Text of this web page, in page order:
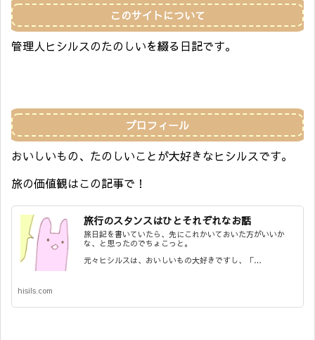
このサイトについて
管理人ヒシルスのたのしいを綴る日記です。
プロフィール
おいしいもの、たのしいことが大好きなヒシルスです。
旅の価値観はこの記事で！
旅行のスタンスはひとそれぞれなお話
旅日記を書いていたら、先にこれかいておいた方がいいか
な、と思ったのでちょこっと。
元々ヒシルスは、おいしいもの大好きですし、「…
hisils.com